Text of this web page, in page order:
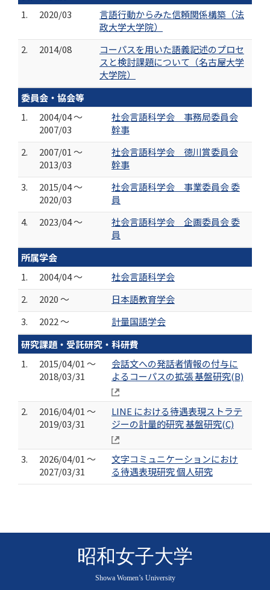
1.
2020/03
言語行動からみた信頼関係構築（法
政大学大学院）
2.
2014/08
コーパスを用いた語義記述のプロセ
スと検討課題について（名古屋大学
大学院）
委員会・協会等
1.
2004/04 ～
2007/03
社会言語科学会 事務局委員会
幹事
2.
2007/01 ～
2013/03
社会言語科学会 徳川賞委員会
幹事
3.
2015/04 ～
2020/03
社会言語科学会 事業委員会 委
員
4.
2023/04 ～
社会言語科学会 企画委員会 委
員
所属学会
1.
2004/04 ～
社会言語科学会
2.
2020 ～
日本語教育学会
3.
2022 ～
計量国語学会
研究課題・受託研究・科研費
1.
2015/04/01 ～
2018/03/31
会話文への発話者情報の付与に
よるコーパスの拡張 基盤研究(B)
2.
2016/04/01 ～
2019/03/31
LINE における待遇表現ストラテ
ジーの計量的研究 基盤研究(C)
3.
2026/04/01 ～
2027/03/31
文字コミュニケーションにおけ
る待遇表現研究 個人研究
昭和女子大学
Showa Women’s University